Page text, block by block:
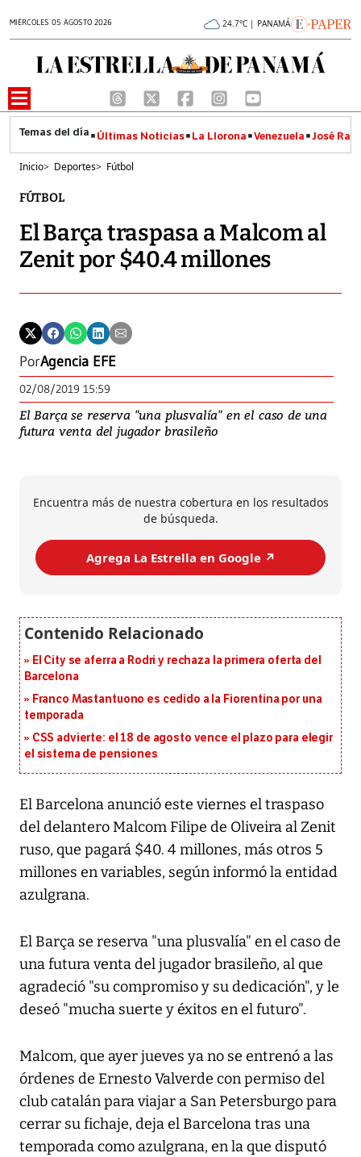
MIÉRCOLES 05 AGOSTO 2026 24.7°C | PANAMÁ
Últimas Noticias La Llorona Venezuela José
Inicio> Deportes> Fútbol
FÚTBOL
El Barça traspasa a Malcom al
Zenit por $40.4 millones
PorAgencia EFE
02/08/2019 15:59
El Barça se reserva "una plusvalía" en el caso de una
futura venta del jugador brasileño
Encuentra más de nuestra cobertura en los resultados
de búsqueda.
Agrega La Estrella en Google ↗️
El City se aferra a Rodri y rechaza la primera oferta del
Barcelona
Franco Mastantuono es cedido a la Fiorentina por una
temporada
CSS advierte: el 18 de agosto vence el plazo para elegir
el sistema de pensiones
El Barcelona anunció este viernes el traspaso
del delantero Malcom Filipe de Oliveira al Zenit
ruso, que pagará $40. 4 millones, más otros 5
millones en variables, según informó la entidad
azulgrana.
El Barça se reserva "una plusvalía" en el caso de
una futura venta del jugador brasileño, al que
agradeció "su compromiso y su dedicación", y le
deseó "mucha suerte y éxitos en el futuro".
Malcom, que ayer jueves ya no se entrenó a las
órdenes de Ernesto Valverde con permiso del
club catalán para viajar a San Petersburgo para
cerrar su fichaje, deja el Barcelona tras una
temporada como azulgrana, en la que disputó